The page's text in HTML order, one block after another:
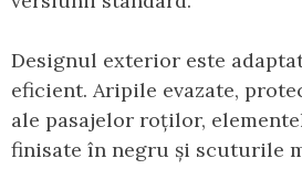
Designul exterior este
eficient. Aripile evazate,
ale pasajelor roților,
finisate în negru și scuturile